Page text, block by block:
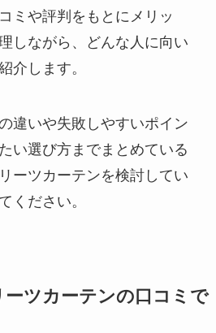
ミや評判をもとにメリッ
しながら、どんな人に向い
介します。
違いや失敗しやすいポイン
い選び方までまとめている
ーツカーテンを検討してい
ください。
ツカーテンの口コミで